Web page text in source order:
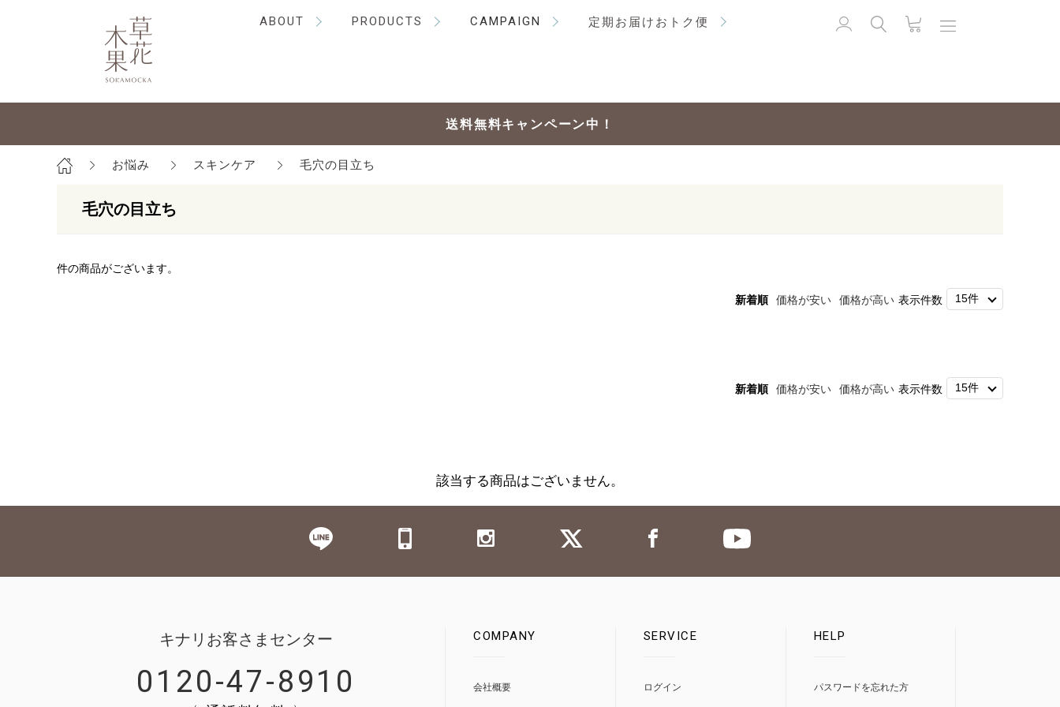
ABOUT PRODUCTS CAMPAIGN 定期お届けおトク便
送料無料キャンペーン中！
お悩み スキンケア 毛穴の目立ち
毛穴の目立ち
件の商品がございます。
新着順 価格が安い 価格が高い 表示件数
新着順 価格が安い 価格が高い 表示件数
該当する商品はございません。
キナリお客さまセンター
0120-47-8910
COMPANY
会社概要
SERVICE
ログイン
HELP
パスワードを忘れた方